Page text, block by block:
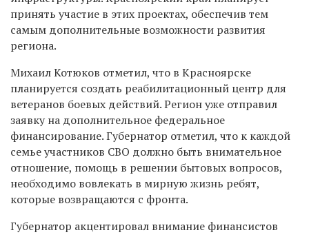
принять участие в этих проектах, обеспечив тем
самым дополнительные возможности развития
региона.
Михаил Котюков отметил, что в Красноярске
планируется создать реабилитационный центр для
ветеранов боевых действий. Регион уже отправил
заявку на дополнительное федеральное
финансирование. Губернатор отметил, что к каждой
семье участников СВО должно быть внимательное
отношение, помощь в решении бытовых вопросов,
необходимо вовлекать в мирную жизнь ребят,
которые возвращаются с фронта.
Губернатор акцентировал внимание финансистов